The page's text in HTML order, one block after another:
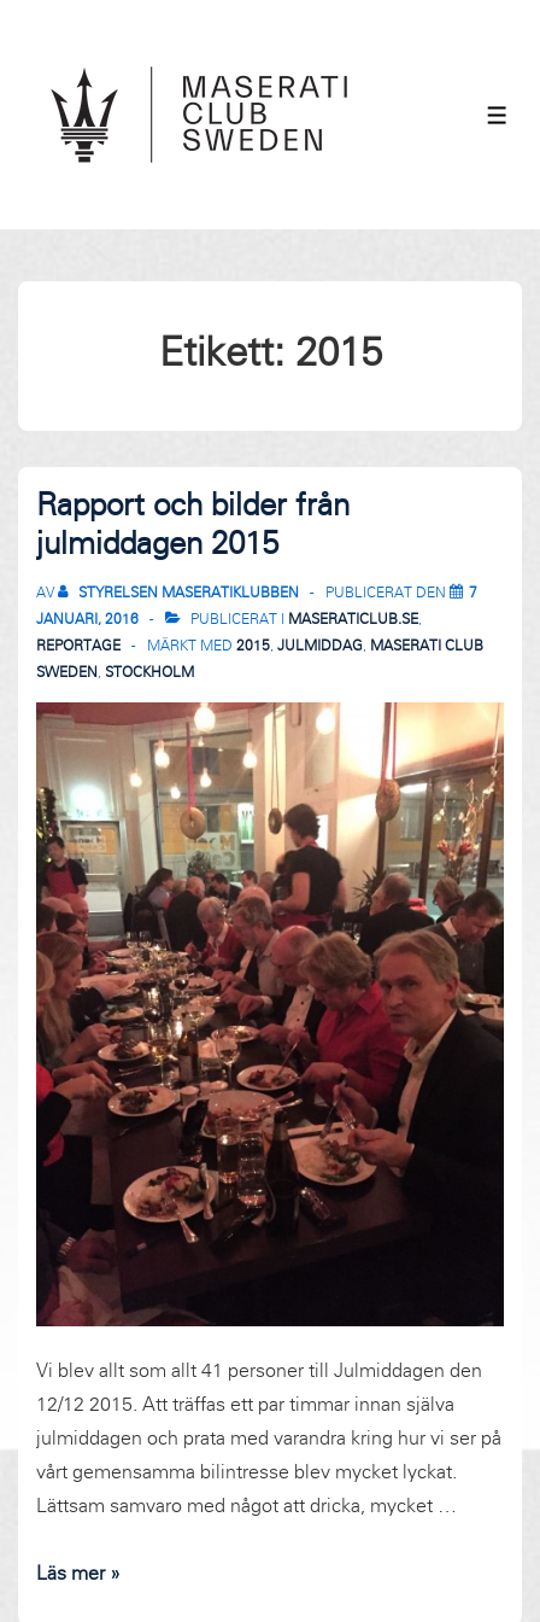
huvudinnehåll
Etikett: 2015
Rapport och bilder från
julmiddagen 2015
AV STYRELSEN MASERATIKLUBBEN PUBLICERAT DEN
7
JANUARI, 2016
PUBLICERAT I MASERATICLUB.SE,
REPORTAGE
MÄRKT MED 2015, JULMIDDAG, MASERATI CLUB
SWEDEN , STOCKHOLM
Vi blev allt som allt 41 personer till Julmiddagen den
12/12 2015. Att träffas ett par timmar innan själva
julmiddagen och prata med varandra kring hur vi ser på
vårt gemensamma bilintresse blev mycket lyckat.
Lättsam samvaro med något att dricka, mycket …
Rapport
Läs mer »